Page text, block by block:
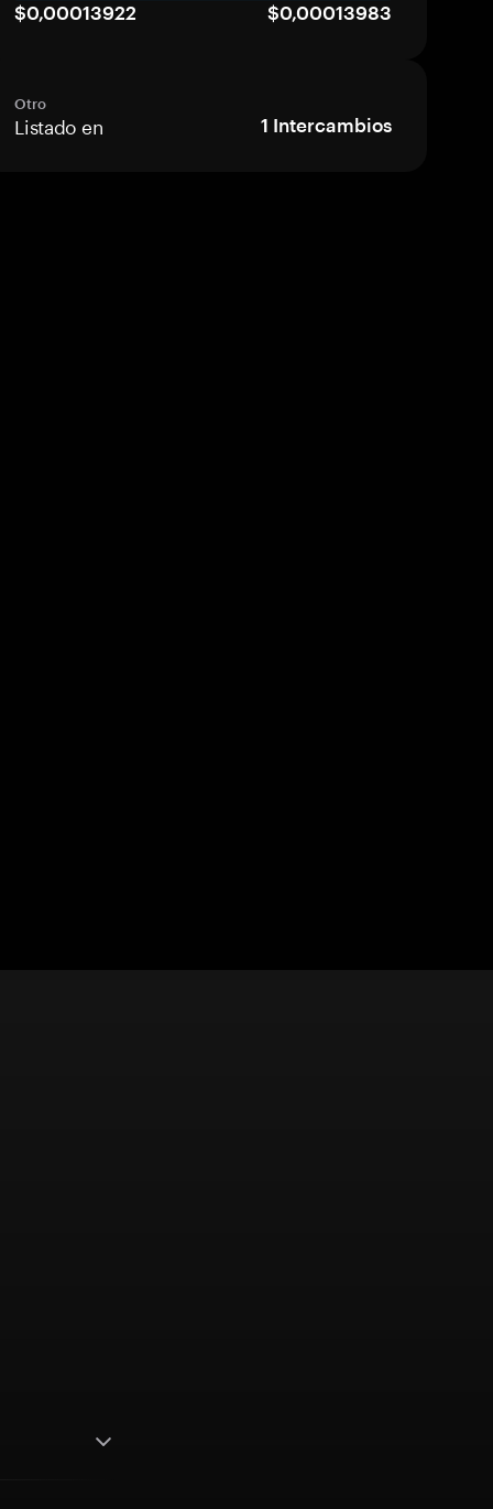
$0,00013922 $0,00013983
Otro
Listado en 1 Intercambios